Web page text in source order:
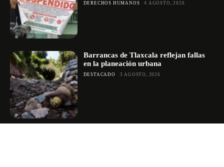
DERECHOS HUMANOS 4 AGOSTO, 2026
Barrancas de Tlaxcala reflejan fallas
en la planeación urbana
DESTACADO 3 AGOSTO, 2026